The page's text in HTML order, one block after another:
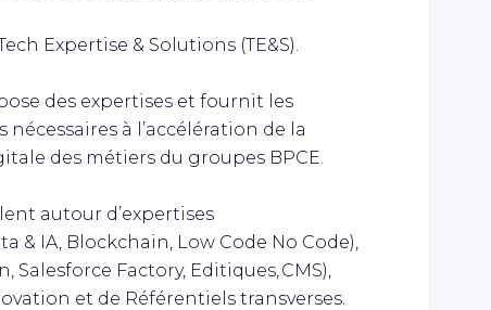
Expertise & Solutions (TE&S).
des expertises et fournit les
à l’accélération de la
des métiers du groupes BPCE.
autour d’expertises
& IA, Blockchain, Low Code No Code),
Factory, Editiques, CMS),
et de Référentiels transverses.